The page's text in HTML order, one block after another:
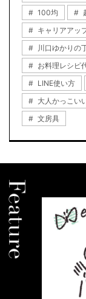
100均
キャリアアッ
川口ゆかりの
お料理レシピ
LINE使い方
大人かっこい
文房具